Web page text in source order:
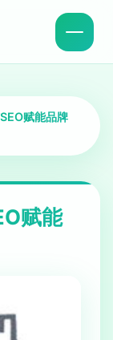
赋能品牌
赋能